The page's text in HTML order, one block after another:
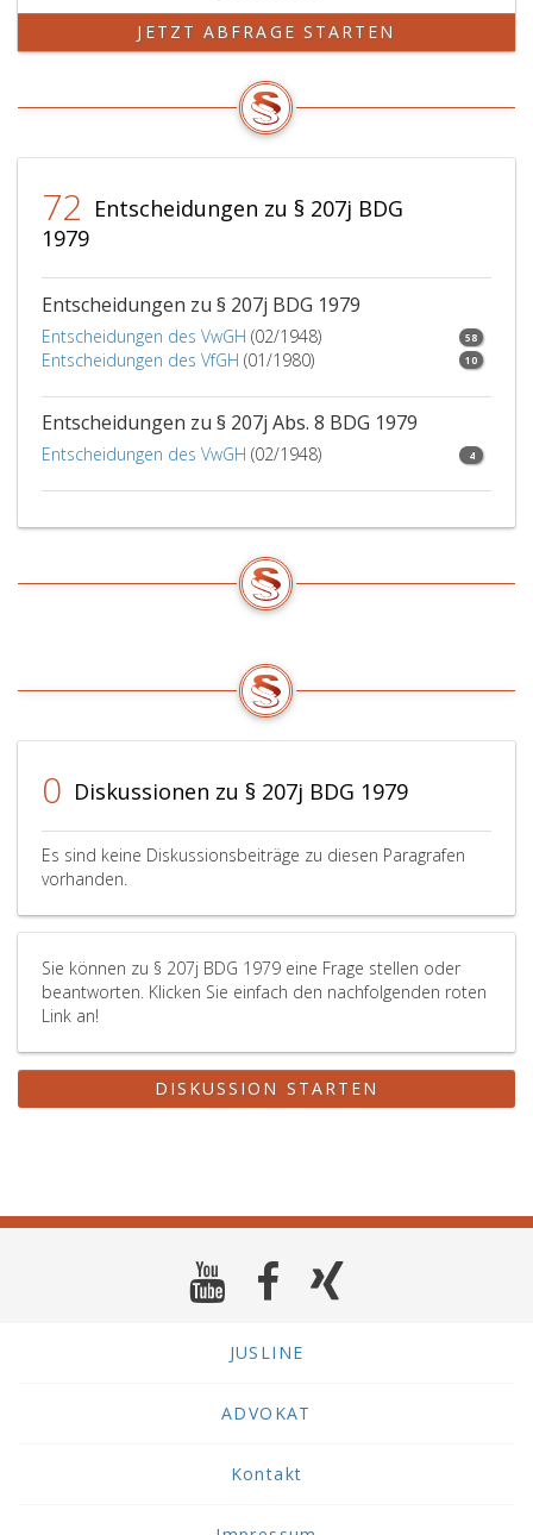
JETZT ABFRAGE STARTEN
72 Entscheidungen zu § 207j BDG
1979
Entscheidungen zu § 207j BDG 1979
Entscheidungen des VwGH (02/1948) 58
Entscheidungen des VfGH (01/1980) 10
Entscheidungen zu § 207j Abs. 8 BDG 1979
Entscheidungen des VwGH (02/1948) 4
0 Diskussionen zu § 207j BDG 1979
Es sind keine Diskussionsbeiträge zu diesen Paragrafen
vorhanden.
Sie können zu § 207j BDG 1979 eine Frage stellen oder
beantworten. Klicken Sie einfach den nachfolgenden roten
Link an!
DISKUSSION STARTEN
JUSLINE
ADVOKAT
Kontakt